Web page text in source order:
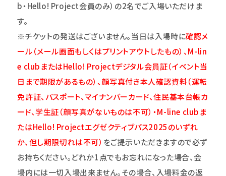
b・Hello! Project会員のみ）の2名でご入場いただけま
す。
※チケットの発送はございません。当日は入場時に確認メ
ール（メール画面もしくはプリントアウトしたもの）、M-lin
e clubまたはHello! Projectデジタル会員証（イベント当
日まで期限があるもの）、顔写真付き本人確認資料（運転
免許証、パスポート、マイナンバーカード、住民基本台帳カ
ード、学生証（顔写真がないものは不可）・M-line clubま
たはHello! Projectエグゼクティブパス2025のいずれ
か、但し期限切れは不可） をご提示いただきますので必ず
お持ちください。どれか1点でもお忘れになった場合、会
場内には一切入場出来ません。その場合、入場料金の返